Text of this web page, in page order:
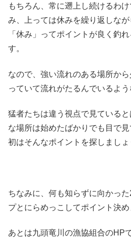
もちろん、常に遡上し続けるわ
み、上っては休みを繰り返しな
「休み」ってポイントが良く釣
す。
なので、強い流れのある場所か
っていて流れがたるんでいるよう
猛者たちは違う視点で見ている
な場所は始めたばかりでも目で
初はそんなポイントを探しましょ
ちなみに、何も知らずに向かっ
プとにらめっこしてポイント決
あとは九頭竜川の漁協組合のHP